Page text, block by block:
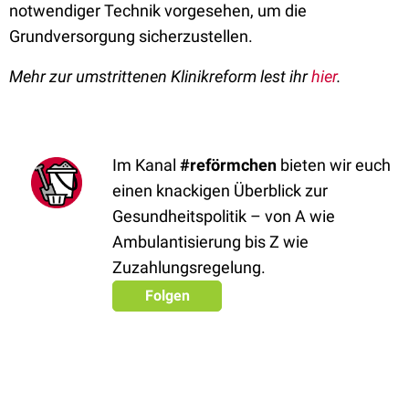
notwendiger Technik vorgesehen, um die
Grundversorgung sicherzustellen.
Mehr zur umstrittenen Klinikreform lest ihrhier.
Im Kanal #reförmchen bieten wir euch
einen knackigen Überblick zur
Gesundheitspolitik – von A wie
Ambulantisierung bis Z wie
Zuzahlungsregelung.
Folgen